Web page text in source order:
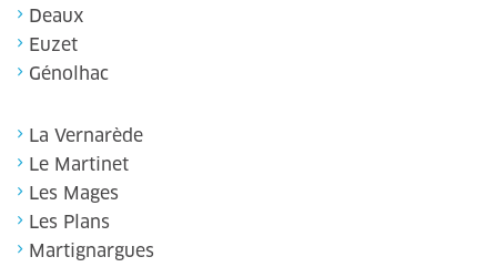
Deaux
Euzet
Génolhac
La Vernarède
Le Martinet
Les Mages
Les Plans
Martignargues